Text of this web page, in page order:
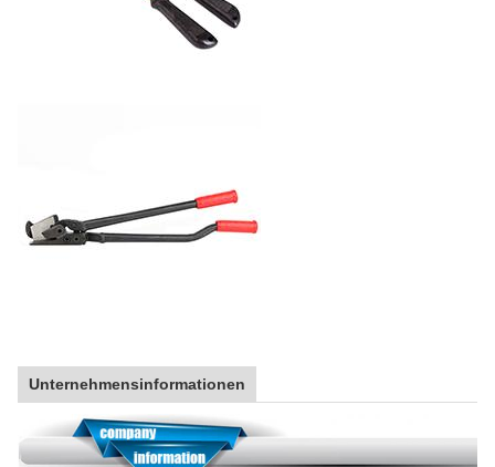
Unternehmensinformationen